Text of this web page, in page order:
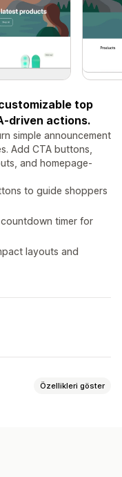
top
driven actions.
simple announcement
Add CTA buttons,
and homepage-
to guide shoppers
timer for
layouts and
Özellikleri göster